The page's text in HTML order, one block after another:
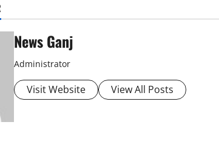
News Ganj
Administrator
Visit Website View All Posts